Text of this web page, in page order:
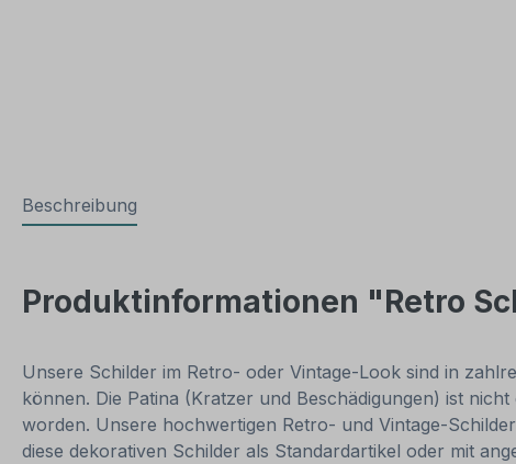
Beschreibung
Produktinformationen "Retro
Unsere Schilder im Retro- oder Vintage-Look sind in
können. Die Patina (Kratzer und Beschädigungen) ist
worden. Unsere hochwertigen Retro- und Vintage-
diese dekorativen Schilder als Standardartikel oder mit